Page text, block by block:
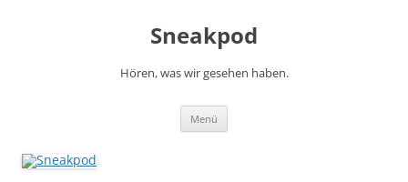
Sneakpod
Hören, was wir gesehen haben.
Menü